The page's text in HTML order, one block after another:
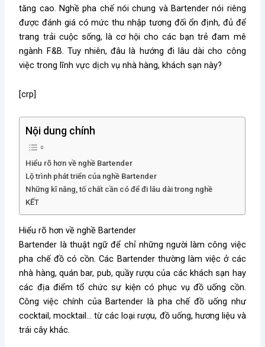
tăng cao. Nghề pha chế nói chung và Bartender nói riêng
được đánh giá có mức thu nhập tương đối ổn định, đủ để
trang trải cuộc sống, là cơ hội cho các bạn trẻ đam mê
ngành F&B. Tuy nhiên, đâu là hướng đi lâu dài cho công
việc trong lĩnh vực dịch vụ nhà hàng, khách sạn này?
[crp]
Nội dung chính
Hiểu rõ hơn về nghề Bartender
Lộ trình phát triển của nghề Bartender
Những kĩ năng, tố chất cần có để đi lâu dài trong nghề
KẾT
Hiểu rõ hơn về nghề Bartender
Bartender là thuật ngữ để chỉ những người làm công việc
pha chế đồ có cồn. Các Bartender thường làm việc ở các
nhà hàng, quán bar, pub, quầy rượu của các khách sạn hay
các địa điểm tổ chức sự kiện có phục vụ đồ uống cồn.
Công việc chính của Bartender là pha chế đồ uống như
cocktail, mocktail… từ các loại rượu, đồ uống, hương liệu và
trái cây khác.